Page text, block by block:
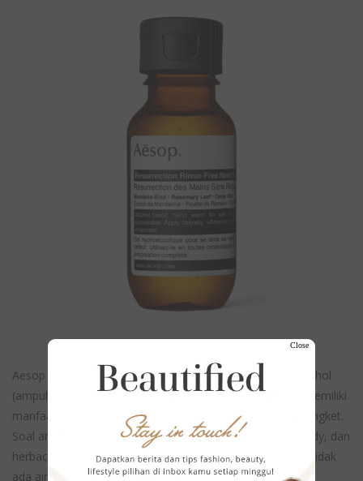
Aesop punya hand sanitizer dengan formula berbasis alkohol
(ampuh bunuh virus) yang tidak buat kulit kering karena memiliki
manfaat
. Di kulit juga terasa segar dan tidak lengket.
Soal aroma, wanginya merupakan perpaduan citrus, woody, dan
herbaceous. Wajib ada di tas sebagai penyelamat di kala tidak
ada air.
Close